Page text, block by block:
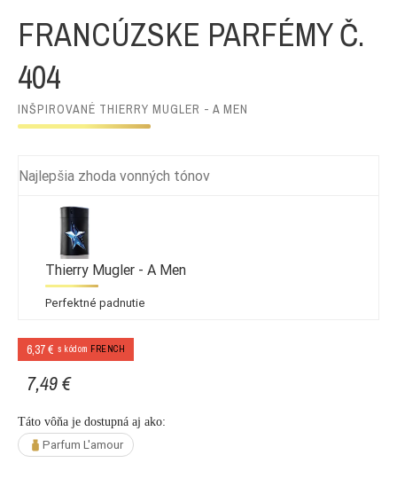
FRANCÚZSKE PARFÉMY Č.
404
INŠPIROVANÉ THIERRY MUGLER - A MEN
Najlepšia zhoda vonných tónov
Thierry Mugler - A Men
Perfektné padnutie
6,37 € s kódom FRENCH
7,49 €
Táto vôňa je dostupná aj ako:
Parfum L'amour